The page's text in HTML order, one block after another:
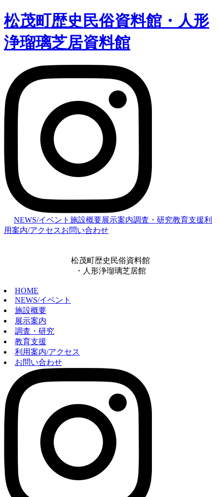
松茂町歴史民俗資料館・人形
浄瑠璃芝居資料館
NEWS/イベント 施設概要展示案内調査・研究教育支援利
用案内/アクセスお問い合わせ
松茂町歴史民俗資料館
・人形浄瑠璃芝居館
HOME
NEWS/イベント
施設概要
展示案内
調査・研究
教育支援
利用案内/アクセス
お問い合わせ